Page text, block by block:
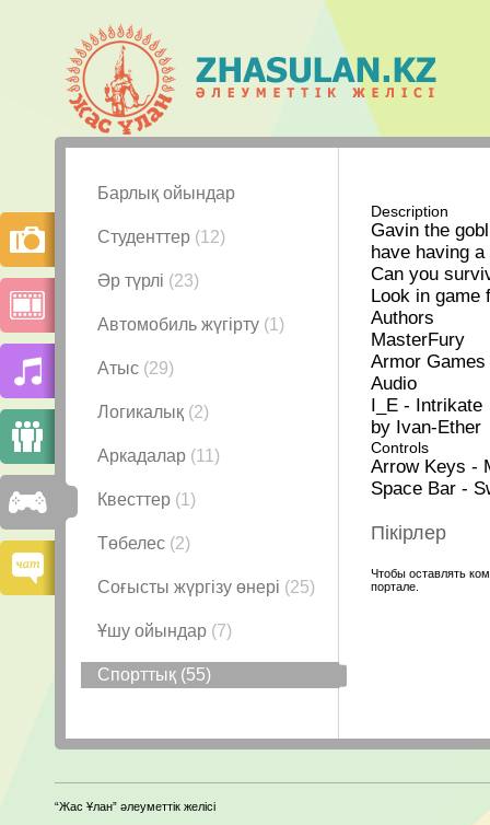
Барлық ойындар
Студенттер (12)
Әр түрлі (23)
Автомобиль жүгірту (1)
Атыс (29)
Логикалық (2)
Аркадалар (11)
Квесттер (1)
Төбелес (2)
Соғысты жүргізу өнері (25)
Ұшу ойындар (7)
Спорттық (55)
Description
Gavin the
have having
Can you
Look in game
Authors
MasterFury
Armor
Audio
I_E - Intrikate
by Ivan-Ether
Controls
Arrow Keys -
Space Bar -
Пікірлер
Чтобы оставлять
портале.
“Жас Ұлан” әлеуметтік желісі